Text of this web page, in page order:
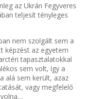
az Ukrán Fegyveres
teljesít tényleges
nem szolgált sem a
képzést az egyetem
tapasztalatokkal
sem volt, így a
alá sem került, azaz
vagy megfelelő